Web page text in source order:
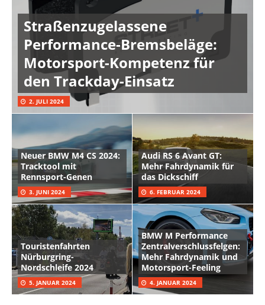
Straßenzugelassene
Performance-Bremsbeläge:
Motorsport-Kompetenz für
den Trackday-Einsatz
2. JULI 2024
Neuer BMW M4 CS 2024:
Tracktool mit
Rennsport-Genen
3. JUNI 2024
Audi RS 6 Avant GT:
Mehr Fahrdynamik für
das Dickschiff
6. FEBRUAR 2024
Touristenfahrten
Nürburgring-
Nordschleife 2024
5. JANUAR 2024
BMW M Performance
Zentralverschlussfelgen:
Mehr Fahrdynamik und
Motorsport-Feeling
4. JANUAR 2024